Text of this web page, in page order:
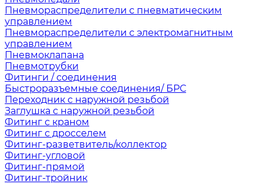
Пневмораспределители с пневматическим
управлением
Пневмораспределители с электромагнитным
управлением
Пневмоклапана
Пневмотрубки
Фитинги / соединения
Быстроразъемные соединения/ БРС
Переходник с наружной резьбой
Заглушка с наружной резьбой
Фитинг с краном
Фитинг с дросселем
Фитинг-разветвитель/коллектор
Фитинг-угловой
Фитинг-прямой
Фитинг-тройник